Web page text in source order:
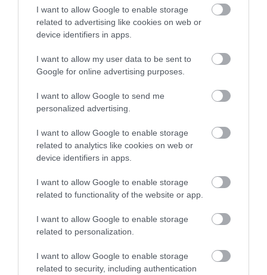
I want to allow Google to enable storage
related to advertising like cookies on web or
device identifiers in apps.
I want to allow my user data to be sent to
Google for online advertising purposes.
I want to allow Google to send me
personalized advertising.
I want to allow Google to enable storage
related to analytics like cookies on web or
device identifiers in apps.
I want to allow Google to enable storage
related to functionality of the website or app.
I want to allow Google to enable storage
related to personalization.
I want to allow Google to enable storage
related to security, including authentication
TEXTILJEI ÚJRA ÖSSZEÁLLTAK:
A RUHA, AMELY TÚLÉLTE A
2026-06-29
POMPEJIBEN: LEHET, HOGY
2026-06-23